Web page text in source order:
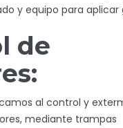
y equipo para aplicar
de
al control y
mediante trampas